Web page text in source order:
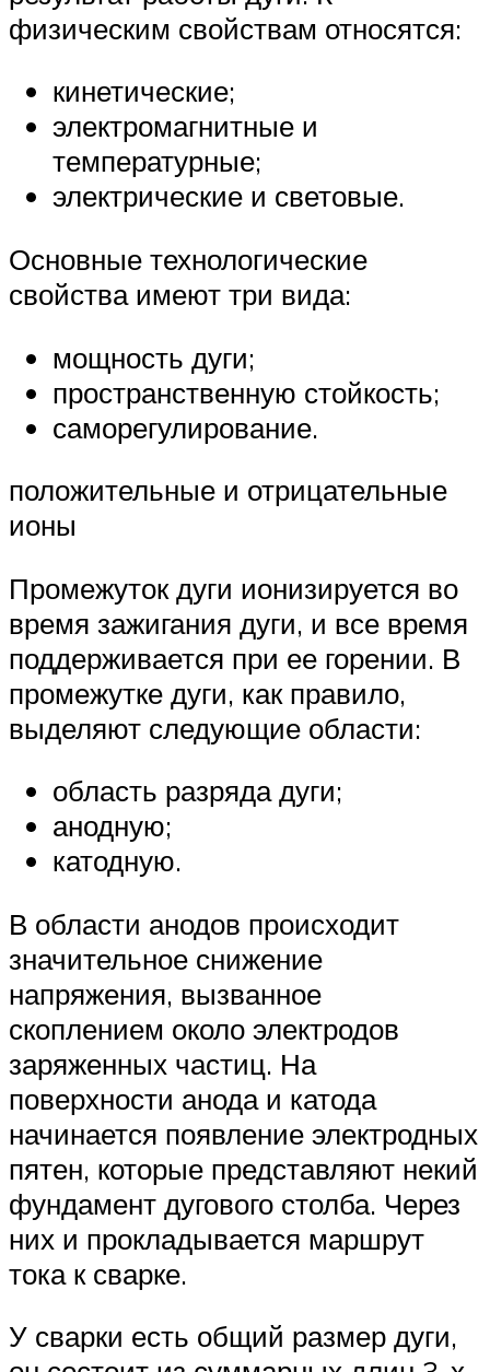
физическим свойствам относятся:
кинетические;
электромагнитные и
температурные;
электрические и световые.
Основные технологические
свойства имеют три вида:
мощность дуги;
пространственную стойкость;
саморегулирование.
положительные и отрицательные
ионы
Промежуток дуги ионизируется во
время зажигания дуги, и все время
поддерживается при ее горении. В
промежутке дуги, как правило,
выделяют следующие области:
область разряда дуги;
анодную;
катодную.
В области анодов происходит
значительное снижение
напряжения, вызванное
скоплением около электродов
заряженных частиц. На
поверхности анода и катода
начинается появление электродных
пятен, которые представляют некий
фундамент дугового столба. Через
них и прокладывается маршрут
тока к сварке.
У сварки есть общий размер дуги,